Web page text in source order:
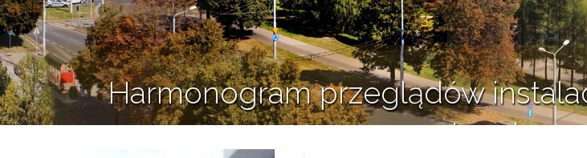
Harmonogram przeglądów